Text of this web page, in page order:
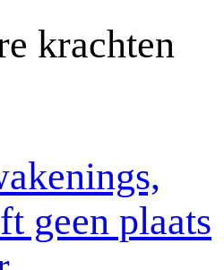
krachten
geen plaats